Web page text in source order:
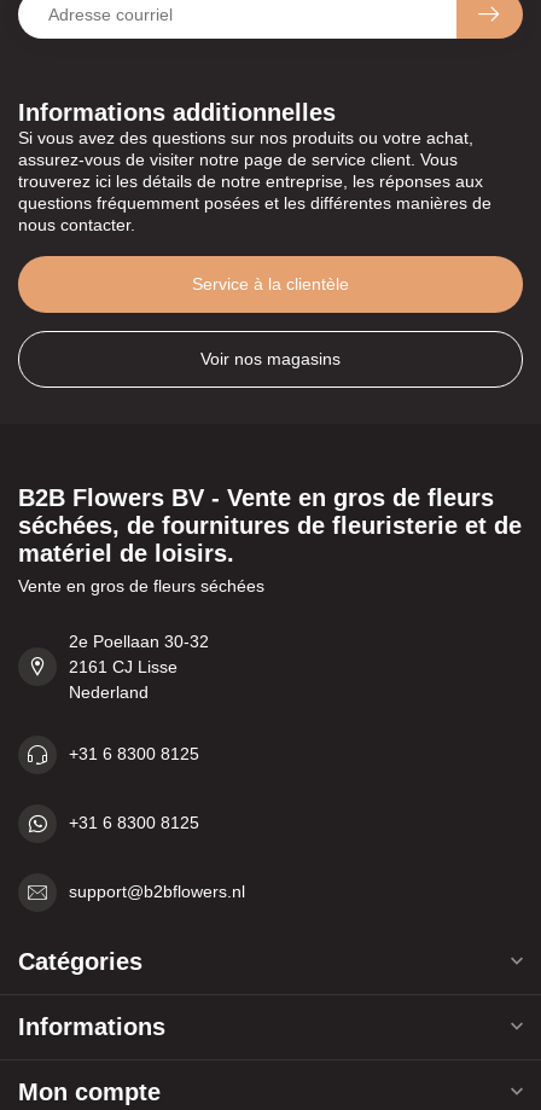
Informations additionnelles
Si vous avez des questions sur nos produits ou votre achat,
assurez-vous de visiter notre page de service client. Vous
trouverez ici les détails de notre entreprise, les réponses aux
questions fréquemment posées et les différentes manières de
nous contacter.
Service à la clientèle
Voir nos magasins
B2B Flowers BV - Vente en gros de fleurs
séchées, de fournitures de fleuristerie et de
matériel de loisirs.
Vente en gros de fleurs séchées
2e Poellaan 30-32
2161 CJ Lisse
Nederland
+31 6 8300 8125
+31 6 8300 8125
support@b2bflowers.nl
Catégories
Informations
Mon compte